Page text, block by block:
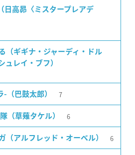
日高昴〈ミスタープレアデ
（ギギナ・ジャーディ・ドル
ュレイ・ブフ）
（巴鼓太郎） 7
（草薙タケル） 6
（アルフレッド・オーベル） 6